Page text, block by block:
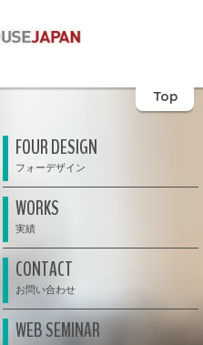
Top
FOUR DESIGN
WORKS
CONTACT
WEB SEMINAR